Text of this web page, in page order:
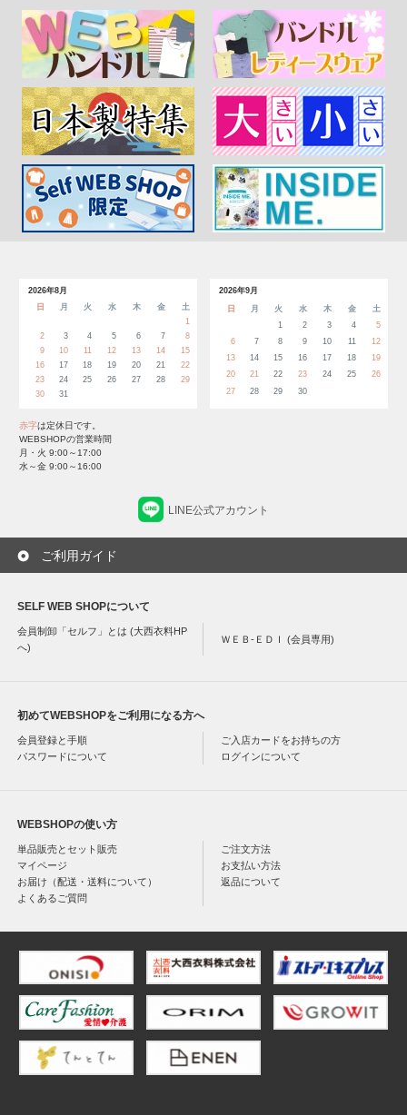
2026年8月
日
月 火 水 木 金
土
1
2
3 4 5 6 7
8
9
10 11 12 13 14
15
16
17 18 19 20 21
22
23
24 25 26 27 28
29
30
31
2026年9月
日
月 火 水 木 金
土
1
2 3 4
5
6
7 8 9 10 11
12
13
14 15 16 17 18
19
20
21 22 23 24 25
26
27
28 29 30
赤字は定休日です。
WEBSHOPの営業時間
月・火 9:00～17:00
水～金 9:00～16:00
LINE公式アカウント
ご利用ガイド
SELF WEB SHOPについて
会員制卸「セルフ」とは (大西衣料HP
へ)
ＷＥＢ-ＥＤＩ (会員専用)
初めてWEBSHOPをご利用になる方へ
会員登録と手順
ご入店カードをお持ちの方
パスワードについて
ログインについて
WEBSHOPの使い方
単品販売とセット販売
ご注文方法
マイページ
お支払い方法
お届け（配送・送料について）
返品について
よくあるご質問